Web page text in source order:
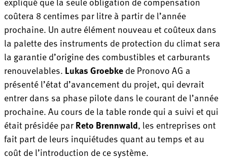
coûtera 8 centimes par litre à partir de l’année
prochaine. Un autre élément nouveau et coûteux dans
la palette des instruments de protection du climat sera
la garantie d’origine des combustibles et carburants
renouvelables. Lukas Groebkede Pronovo AG a
présenté l’état d’avancement du projet, qui devrait
entrer dans sa phase pilote dans le courant de l’année
prochaine. Au cours de la table ronde qui a suivi et qui
était présidée parReto Brennwald, les entreprises ont
fait part de leurs inquiétudes quant au temps et au
coût de l’introduction de ce système.